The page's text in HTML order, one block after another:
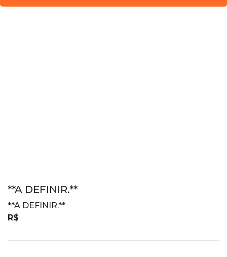
**A DEFINIR.**
**A DEFINIR.**
R$